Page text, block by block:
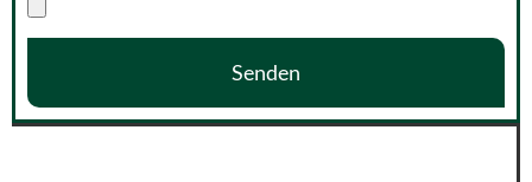
Senden